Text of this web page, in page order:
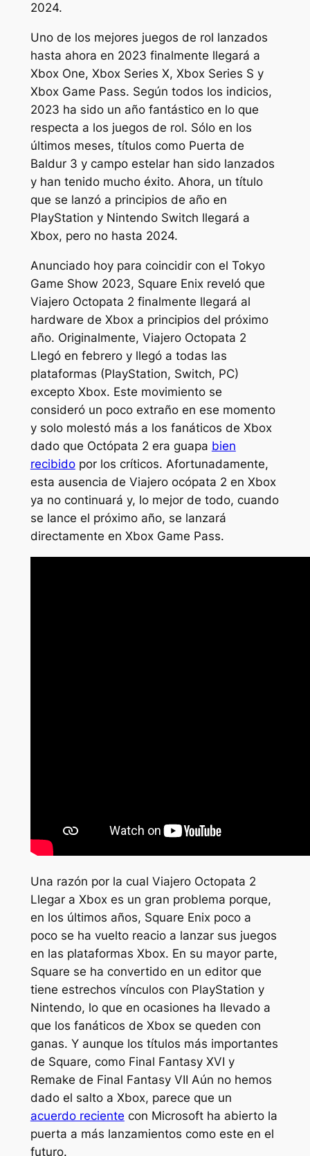
2024.
Uno de los mejores juegos de rol lanzados
hasta ahora en 2023 finalmente llegará a
Xbox One, Xbox Series X, Xbox Series S y
Xbox Game Pass. Según todos los indicios,
2023 ha sido un año fantástico en lo que
respecta a los juegos de rol. Sólo en los
últimos meses, títulos como Puerta de
Baldur 3 y campo estelar han sido lanzados
y han tenido mucho éxito. Ahora, un título
que se lanzó a principios de año en
PlayStation y Nintendo Switch llegará a
Xbox, pero no hasta 2024.
Anunciado hoy para coincidir con el Tokyo
Game Show 2023, Square Enix reveló que
Viajero Octopata 2 finalmente llegará al
hardware de Xbox a principios del próximo
año. Originalmente, Viajero Octopata 2
Llegó en febrero y llegó a todas las
plataformas (PlayStation, Switch, PC)
excepto Xbox. Este movimiento se
consideró un poco extraño en ese momento
y solo molestó más a los fanáticos de Xbox
dado que Octópata 2 era guapa bien
recibidopor los críticos. Afortunadamente,
esta ausencia de Viajero ocópata 2 en Xbox
ya no continuará y, lo mejor de todo, cuando
se lance el próximo año, se lanzará
directamente en Xbox Game Pass.
Una razón por la cual Viajero Octopata 2
Llegar a Xbox es un gran problema porque,
en los últimos años, Square Enix poco a
poco se ha vuelto reacio a lanzar sus juegos
en las plataformas Xbox. En su mayor parte,
Square se ha convertido en un editor que
tiene estrechos vínculos con PlayStation y
Nintendo, lo que en ocasiones ha llevado a
que los fanáticos de Xbox se queden con
ganas. Y aunque los títulos más importantes
de Square, como Final Fantasy XVI y
Remake de Final Fantasy VII Aún no hemos
dado el salto a Xbox, parece que un
acuerdo reciente con Microsoft ha abierto la
puerta a más lanzamientos como este en el
futuro.